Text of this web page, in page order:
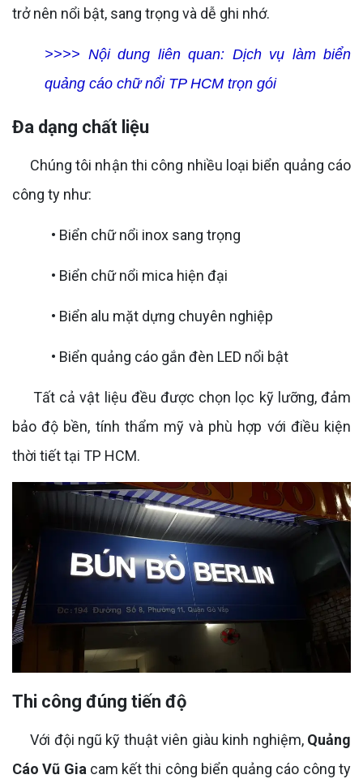
trở nên nổi bật, sang trọng và dễ ghi nhớ.
>>>> Nội dung liên quan: Dịch vụ làm biển
quảng cáo chữ nổi TP HCM trọn gói
Đa dạng chất liệu
Chúng tôi nhận thi công nhiều loại biển quảng cáo
công ty như:
• Biển chữ nổi inox sang trọng
• Biển chữ nổi mica hiện đại
• Biển alu mặt dựng chuyên nghiệp
• Biển quảng cáo gắn đèn LED nổi bật
Tất cả vật liệu đều được chọn lọc kỹ lưỡng, đảm
bảo độ bền, tính thẩm mỹ và phù hợp với điều kiện
thời tiết tại TP HCM.
Thi công đúng tiến độ
Với đội ngũ kỹ thuật viên giàu kinh nghiệm, Quảng
Cáo Vũ Giacam kết thi công biển quảng cáo công ty